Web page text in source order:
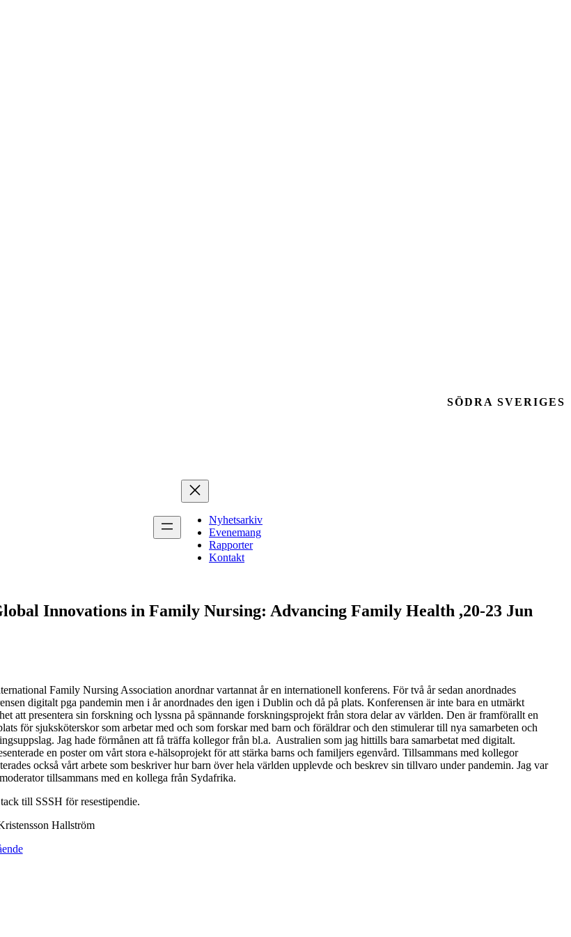
SÖDRA SVERIGES
Nyhetsarkiv
Evenemang
Rapporter
Kontakt
Innovations in Family Nursing: Advancing Family Health ,20-23 Jun
Family Nursing Association anordnar vartannat år en internationell konferens. För två år sedan anordnades
digitalt pga pandemin men i år anordnades den igen i Dublin och då på plats. Konferensen är inte bara en utmärkt
att presentera sin forskning och lyssna på spännande forskningsprojekt från stora delar av världen. Den är framförallt en
för sjuksköterskor som arbetar med och som forskar med barn och föräldrar och den stimulerar till nya samarbeten och
Jag hade förmånen att få träffa kollegor från bl.a. Australien som jag hittills bara samarbetat med digitalt.
en poster om vårt stora e-hälsoprojekt för att stärka barns och familjers egenvård. Tillsammans med kollegor
också vårt arbete som beskriver hur barn över hela världen upplevde och beskrev sin tillvaro under pandemin. Jag var
tillsammans med en kollega från Sydafrika.
till SSSH för resestipendie.
Hallström